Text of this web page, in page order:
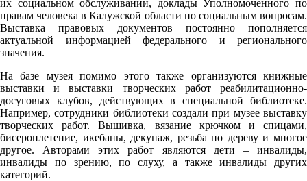
их социальном обслуживании, доклады Уполномоченного по
правам человека в Калужской области по социальным вопросам.
Выставка правовых документов постоянно пополняется
актуальной информацией федерального и регионального
значения.
На базе музея помимо этого также организуются книжные
выставки и выставки творческих работ реабилитационно-
досуговых клубов, действующих в специальной библиотеке.
Например, сотрудники библиотеки создали при музее выставку
творческих работ. Вышивка, вязание крючком и спицами,
бисероплетение, икебаны, декупаж, резьба по дереву и многое
другое. Авторами этих работ являются дети – инвалиды,
инвалиды по зрению, по слуху, а также инвалиды других
категорий.